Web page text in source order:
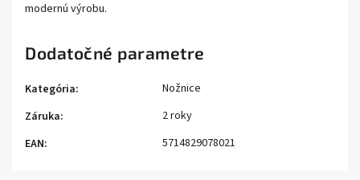
modernú výrobu.
Dodatočné parametre
Kategória:
Nožnice
Záruka:
2 roky
EAN: 5714829078021